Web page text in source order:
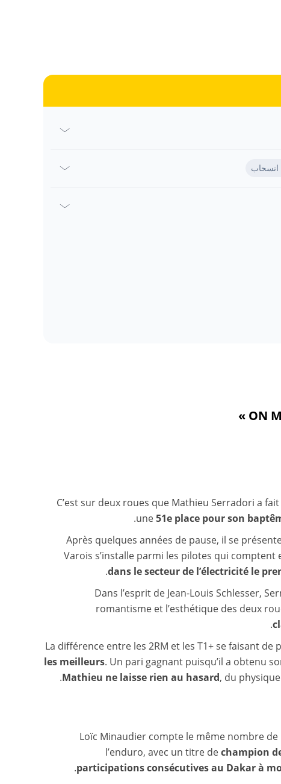
انسحاب
C’est sur deux roues que Mathieu Serradori a
une51e place pour son
.
Après quelques années de pause, il se
Varois s’installe parmi les pilotes qui
dans le secteur de l’électricité le
Dans l’esprit de Jean-Louis Schlesser,
romantisme et l’esthétique des deux
La différence entre les 2RM et les T1+ se faisant de
les meilleurs. Un pari gagnant puisqu’il a obtenu
Mathieu ne laisse rien au hasard, du
Loïc Minaudier compte le même nombre
l’enduro, avec un titre dechampion
participations consécutives au Dakar à
.